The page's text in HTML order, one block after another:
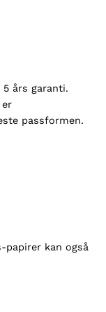
års garanti.
passformen.
papirer kan også